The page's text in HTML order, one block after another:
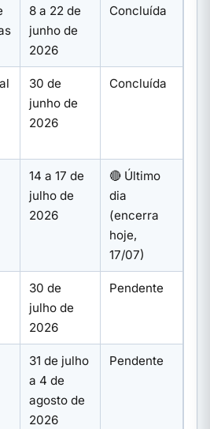
8 a 22 de
junho de
2026
Concluída
30 de
junho de
2026
Concluída
14 a 17 de
julho de
2026
🔴 Último
dia
(encerra
hoje,
17/07)
30 de
julho de
2026
Pendente
31 de julho
a 4 de
agosto de
2026
Pendente